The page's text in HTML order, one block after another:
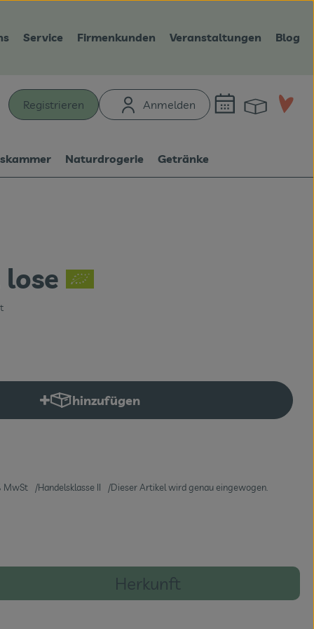
Service Firmenkunden Veranstaltungen Blog
Registrieren Anmelden
Naturdrogerie Getränke
hinzufügen
Produkt zum Warenkorb hinzufügen
MwSt Handelsklasse II Dieser Artikel wird genau eingewogen.
Herkunft